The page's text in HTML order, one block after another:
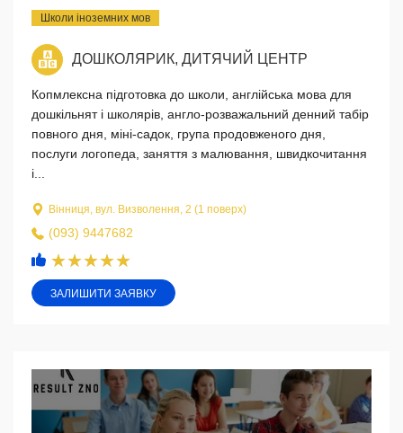
Школи іноземних мов
ДОШКОЛЯРИК, ДИТЯЧИЙ ЦЕНТР
Копмлексна підготовка до школи, англійська мова для
дошкільнят і школярів, англо-розважальний денний табір
повного дня, міні-садок, група продовженого дня,
послуги логопеда, заняття з малювання, швидкочитання
і...
Вінниця, вул. Визволення, 2 (1 поверх)
(093) 9447682
ЗАЛИШИТИ ЗАЯВКУ